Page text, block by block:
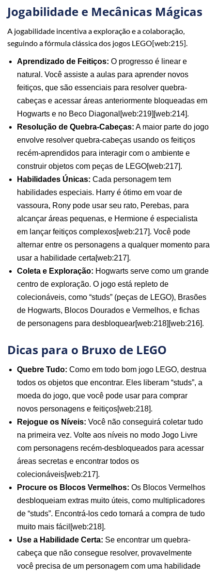
Jogabilidade e Mecânicas Mágicas
A jogabilidade incentiva a exploração e a colaboração,
seguindo a fórmula clássica dos jogos LEGO[web:215].
Aprendizado de Feitiços: O progresso é linear e
natural. Você assiste a aulas para aprender novos
feitiços, que são essenciais para resolver quebra-
cabeças e acessar áreas anteriormente bloqueadas em
Hogwarts e no Beco Diagonal[web:219][web:214].
Resolução de Quebra-Cabeças: A maior parte do jogo
envolve resolver quebra-cabeças usando os feitiços
recém-aprendidos para interagir com o ambiente e
construir objetos com peças de LEGO[web:217].
Habilidades Únicas: Cada personagem tem
habilidades especiais. Harry é ótimo em voar de
vassoura, Rony pode usar seu rato, Perebas, para
alcançar áreas pequenas, e Hermione é especialista
em lançar feitiços complexos[web:217]. Você pode
alternar entre os personagens a qualquer momento para
usar a habilidade certa[web:217].
Coleta e Exploração: Hogwarts serve como um grande
centro de exploração. O jogo está repleto de
colecionáveis, como “studs” (peças de LEGO), Brasões
de Hogwarts, Blocos Dourados e Vermelhos, e fichas
de personagens para desbloquear[web:218][web:216].
Dicas para o Bruxo de LEGO
Quebre Tudo: Como em todo bom jogo LEGO, destrua
todos os objetos que encontrar. Eles liberam “studs”, a
moeda do jogo, que você pode usar para comprar
novos personagens e feitiços[web:218].
Rejogue os Níveis: Você não conseguirá coletar tudo
na primeira vez. Volte aos níveis no modo Jogo Livre
com personagens recém-desbloqueados para acessar
áreas secretas e encontrar todos os
colecionáveis[web:217].
Procure os Blocos Vermelhos: Os Blocos Vermelhos
desbloqueiam extras muito úteis, como multiplicadores
de “studs”. Encontrá-los cedo tornará a compra de tudo
muito mais fácil[web:218].
Use a Habilidade Certa: Se encontrar um quebra-
cabeça que não consegue resolver, provavelmente
você precisa de um personagem com uma habilidade